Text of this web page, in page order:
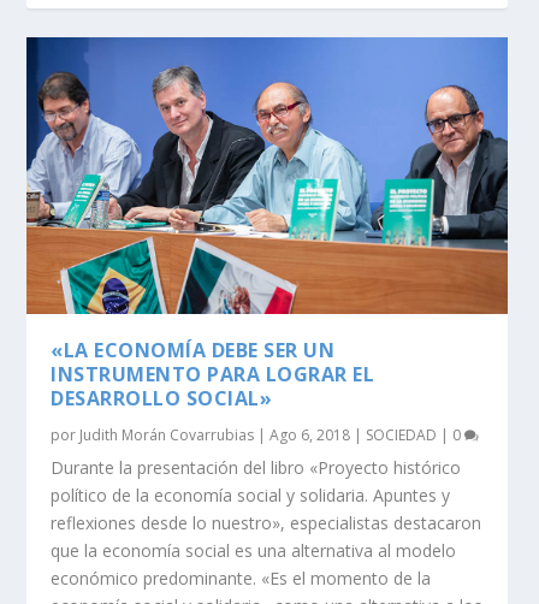
«LA ECONOMÍA DEBE SER UN
INSTRUMENTO PARA LOGRAR EL
DESARROLLO SOCIAL»
por Judith Morán Covarrubias |Ago 6, 2018 | SOCIEDAD | 0
Durante la presentación del libro «Proyecto histórico
político de la economía social y solidaria. Apuntes y
reflexiones desde lo nuestro», especialistas destacaron
que la economía social es una alternativa al modelo
económico predominante. «Es el momento de la